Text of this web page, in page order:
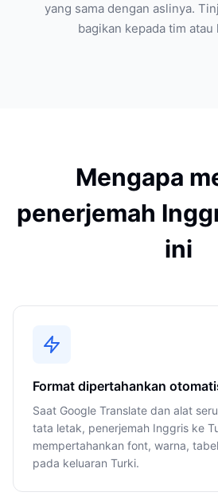
yang sama dengan aslinya.
bagikan kepada tim atau
Mengapa
penerjemah
ini
Format dipertahankan
Saat Google Translate dan alat
tata letak, penerjemah Inggris ke
mempertahankan font, warna,
pada keluaran Turki.